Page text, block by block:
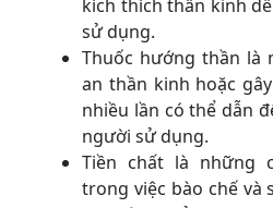
kích thích thần kinh
sử dụng.
Thuốc hướng thần là
an thần kinh hoặc
nhiều lần có thể dẫn
người sử dụng.
Tiền chất là những
trong việc bào chế và